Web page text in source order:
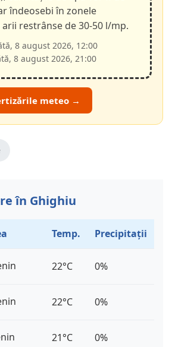
îndeosebi în zonele
restrânse de 30-50 l/mp.
8 august 2026, 12:00
8 august 2026, 21:00
meteo →
în Ghighiu
Temp. Precipitații
22°C 0%
22°C 0%
21°C 0%